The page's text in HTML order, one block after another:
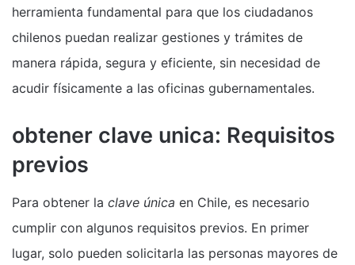
herramienta fundamental para que los ciudadanos
chilenos puedan realizar gestiones y trámites de
manera rápida, segura y eficiente, sin necesidad de
acudir físicamente a las oficinas gubernamentales.
obtener clave unica: Requisitos
previos
Para obtener la clave única en Chile, es necesario
cumplir con algunos requisitos previos. En primer
lugar, solo pueden solicitarla las personas mayores de